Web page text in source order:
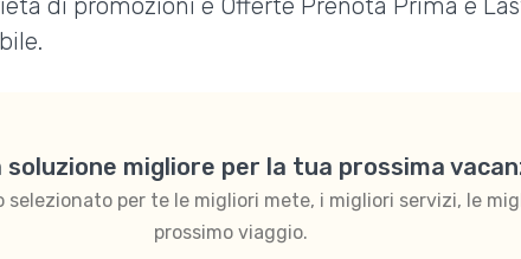
di promozioni e Offerte Prenota Prima e
soluzione migliore per la tua prossima
selezionato per te le migliori mete, i migliori servizi, le
prossimo viaggio.